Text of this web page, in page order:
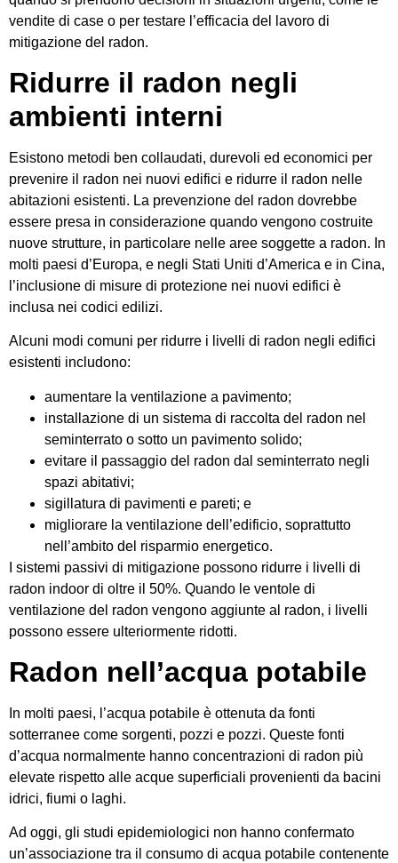
vendite di case o per testare l’efficacia del lavoro di
mitigazione del radon.
Ridurre il radon negli
ambienti interni
Esistono metodi ben collaudati, durevoli ed economici per
prevenire il radon nei nuovi edifici e ridurre il radon nelle
abitazioni esistenti. La prevenzione del radon dovrebbe
essere presa in considerazione quando vengono costruite
nuove strutture, in particolare nelle aree soggette a radon. In
molti paesi d’Europa, e negli Stati Uniti d’America e in Cina,
l’inclusione di misure di protezione nei nuovi edifici è
inclusa nei codici edilizi.
Alcuni modi comuni per ridurre i livelli di radon negli edifici
esistenti includono:
aumentare la ventilazione a pavimento;
installazione di un sistema di raccolta del radon nel
seminterrato o sotto un pavimento solido;
evitare il passaggio del radon dal seminterrato negli
spazi abitativi;
sigillatura di pavimenti e pareti; e
migliorare la ventilazione dell’edificio, soprattutto
nell’ambito del risparmio energetico.
I sistemi passivi di mitigazione possono ridurre i livelli di
radon indoor di oltre il 50%. Quando le ventole di
ventilazione del radon vengono aggiunte al radon, i livelli
possono essere ulteriormente ridotti.
Radon nell’acqua potabile
In molti paesi, l’acqua potabile è ottenuta da fonti
sotterranee come sorgenti, pozzi e pozzi. Queste fonti
d’acqua normalmente hanno concentrazioni di radon più
elevate rispetto alle acque superficiali provenienti da bacini
idrici, fiumi o laghi.
Ad oggi, gli studi epidemiologici non hanno confermato
un’associazione tra il consumo di acqua potabile contenente